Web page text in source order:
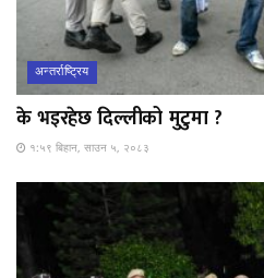
अन्तर्राष्ट्रिय
के भइरहेछ दिल्लीको मुटुमा ?
१:५९ बिहान, साउन ५, २०८३